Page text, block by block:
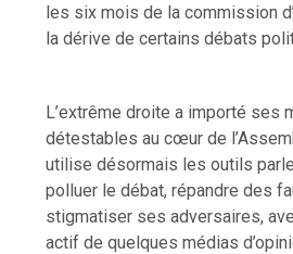
les six mois de la commission
la dérive de certains débats
L’extrême droite a importé ses
détestables au cœur de
utilise désormais les outils
polluer le débat, répandre des
stigmatiser ses adversaires,
actif de quelques médias